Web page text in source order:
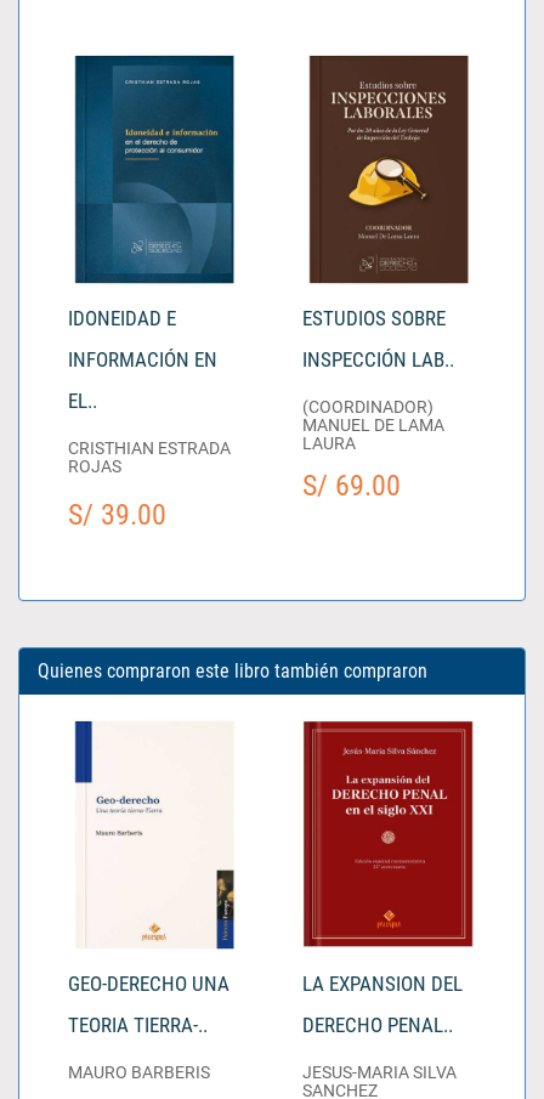
IDONEIDAD E
INFORMACIÓN EN
EL..
CRISTHIAN ESTRADA
ROJAS
S/ 39.00
ESTUDIOS SOBRE
INSPECCIÓN LAB..
(COORDINADOR)
MANUEL DE LAMA
LAURA
S/ 69.00
Quienes compraron este libro también compraron
GEO-DERECHO UNA
TEORIA TIERRA-..
MAURO BARBERIS
LA EXPANSION DEL
DERECHO PENAL..
JESUS-MARIA SILVA
SANCHEZ